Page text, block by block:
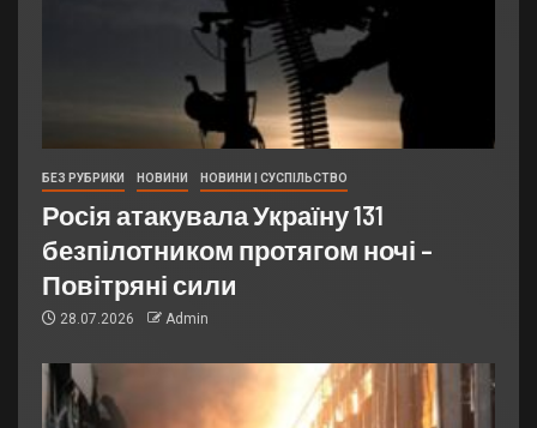
БЕЗ РУБРИКИ НОВИНИ НОВИНИ | СУСПІЛЬСТВО
Росія атакувала Україну 131
безпілотником протягом ночі –
Повітряні сили
28.07.2026 Admin